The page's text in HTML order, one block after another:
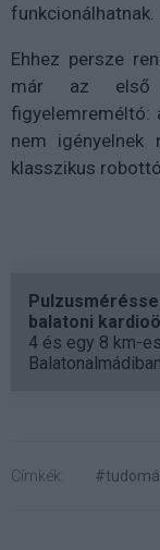
funkcionálhatnak.
Ehhez persze
már az első
figyelemreméltó:
nem igényelnek
klasszikus
balatoni
4 és egy 8 km-
Címkék: